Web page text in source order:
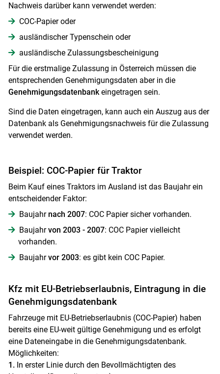
Nachweis darüber kann verwendet werden:
COC-Papier oder
ausländischer Typenschein oder
ausländische Zulassungsbescheinigung
Für die erstmalige Zulassung in Österreich müssen die
entsprechenden Genehmigungsdaten aber in die
Genehmigungsdatenbankeingetragen sein.
Sind die Daten eingetragen, kann auch ein Auszug aus der
Datenbank als Genehmigungsnachweis für die Zulassung
verwendet werden.
Beispiel: COC-Papier für Traktor
Beim Kauf eines Traktors im Ausland ist das Baujahr ein
entscheidender Faktor:
Baujahr nach 2007: COC Papier sicher vorhanden.
Baujahrvon 2003 - 2007: COC Papier vielleicht
vorhanden.
Baujahrvor 2003: es gibt kein COC Papier.
Kfz mit EU-Betriebserlaubnis, Eintragung in die
Genehmigungsdatenbank
Fahrzeuge mit EU-Betriebserlaubnis (COC-Papier) haben
bereits eine EU-weit gültige Genehmigung und es erfolgt
eine Dateneingabe in die Genehmigungsdatenbank.
Möglichkeiten:
1. In erster Linie durch den Bevollmächtigten des